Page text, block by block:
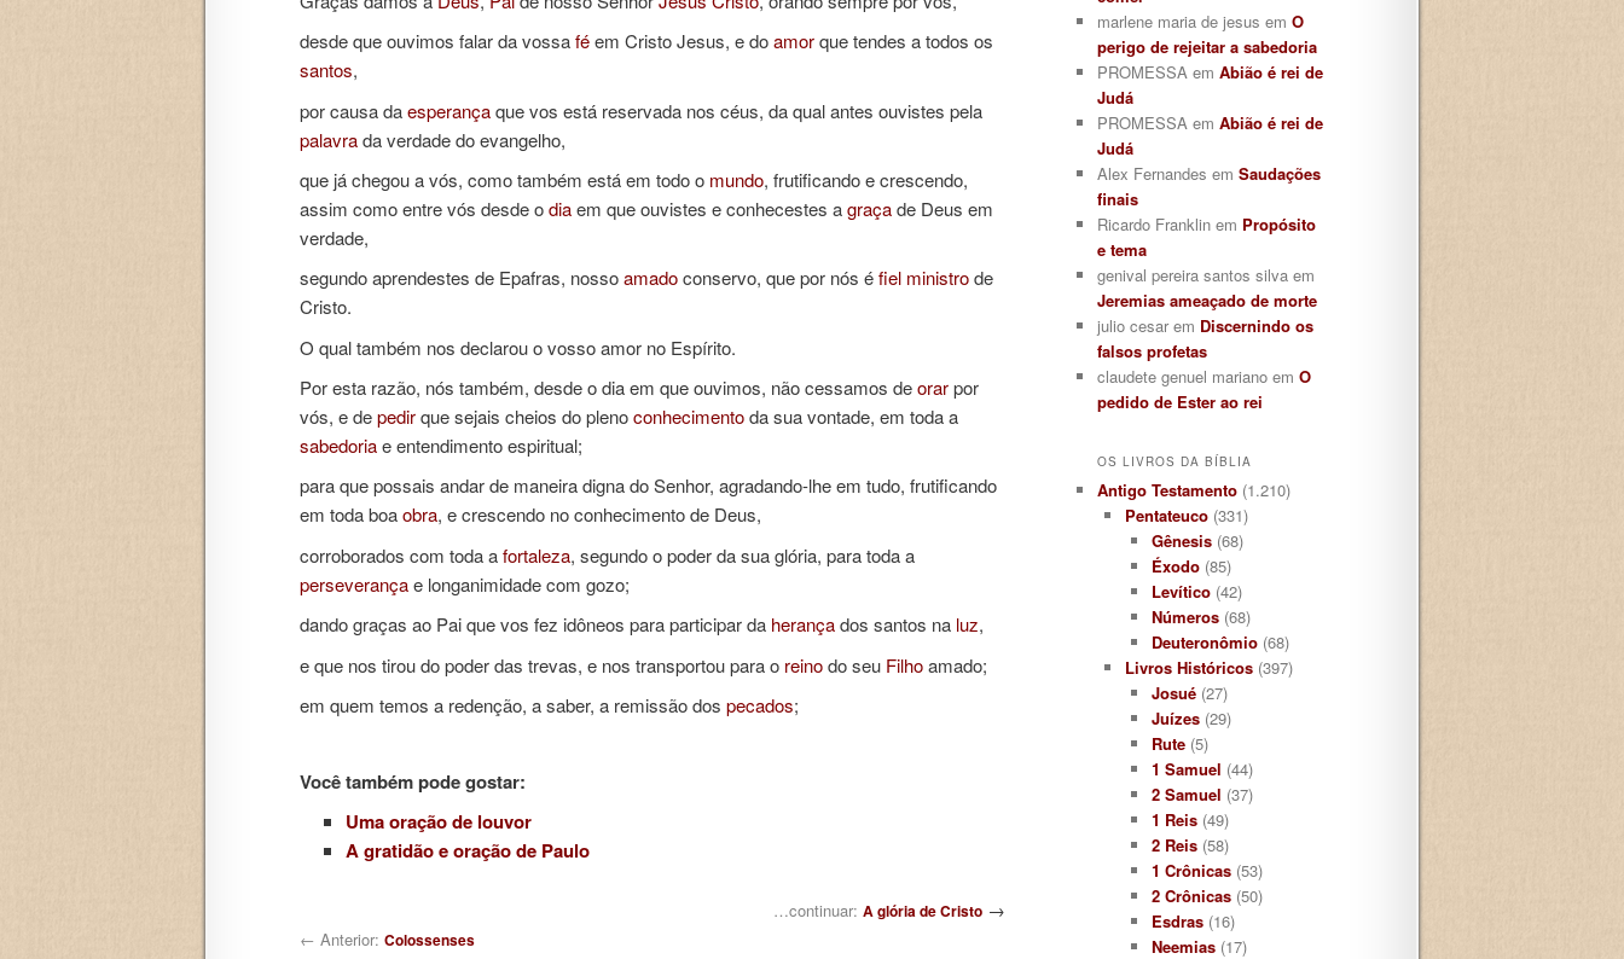
desde que ouvimos falar da vossaféem Cristo Jesus, e doamorque tendes a todos os
santos,
por causa daesperançaque vos está reservada nos céus, da qual antes ouvistes pela
palavrada verdade do evangelho,
que já chegou a vós, como também está em todo o mundo, frutificando e crescendo,
assim como entre vós desde odiaem que ouvistes e conhecestes agraçade Deus em
verdade,
segundo aprendestes de Epafras, nossoamadoconservo, que por nós éfiel ministrode
Cristo.
O qual também nos declarou o vosso amor no Espírito.
Por esta razão, nós também, desde o dia em que ouvimos, não cessamos deorarpor
vós, e depedirque sejais cheios do plenoconhecimentoda sua vontade, em toda a
sabedoriae entendimento espiritual;
para que possais andar de maneira digna do Senhor, agradando-lhe em tudo, frutificando
em toda boaobra, e crescendo no conhecimento de Deus,
corroborados com toda afortaleza, segundo o poder da sua glória, para toda a
perseverançae longanimidade com gozo;
dando graças ao Pai que vos fez idôneos para participar da herançados santos na luz,
e que nos tirou do poder das trevas, e nos transportou para o reinodo seu Filhoamado;
em quem temos a redenção, a saber, a remissão dos pecados;
Você também pode gostar:
Uma oração de louvor
A gratidão e oração de Paulo
…continuar: A glória de Cristo →
← Anterior: Colossenses
marlene maria de jesus em O
perigo de rejeitar a sabedoria
PROMESSA em Abião é rei de
Judá
PROMESSA em Abião é rei de
Judá
Alex Fernandes em Saudações
finais
Ricardo Franklin em Propósito
e tema
genival pereira santos silva em
Jeremias ameaçado de morte
julio cesar em Discernindo os
falsos profetas
claudete genuel mariano em O
pedido de Ester ao rei
OS LIVROS DA BÍBLIA
Antigo Testamento (1.210)
Pentateuco(331)
Gênesis (68)
Éxodo (85)
Levítico (42)
Números (68)
Deuteronômio (68)
Livros Históricos(397)
Josué (27)
Juízes (29)
Rute (5)
1 Samuel (44)
2 Samuel (37)
1 Reis (49)
2 Reis (58)
1 Crônicas (53)
2 Crônicas (50)
Esdras (16)
Neemias (17)